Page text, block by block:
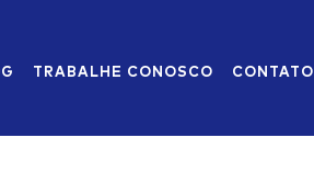
TRABALHE CONOSCO CONTATO